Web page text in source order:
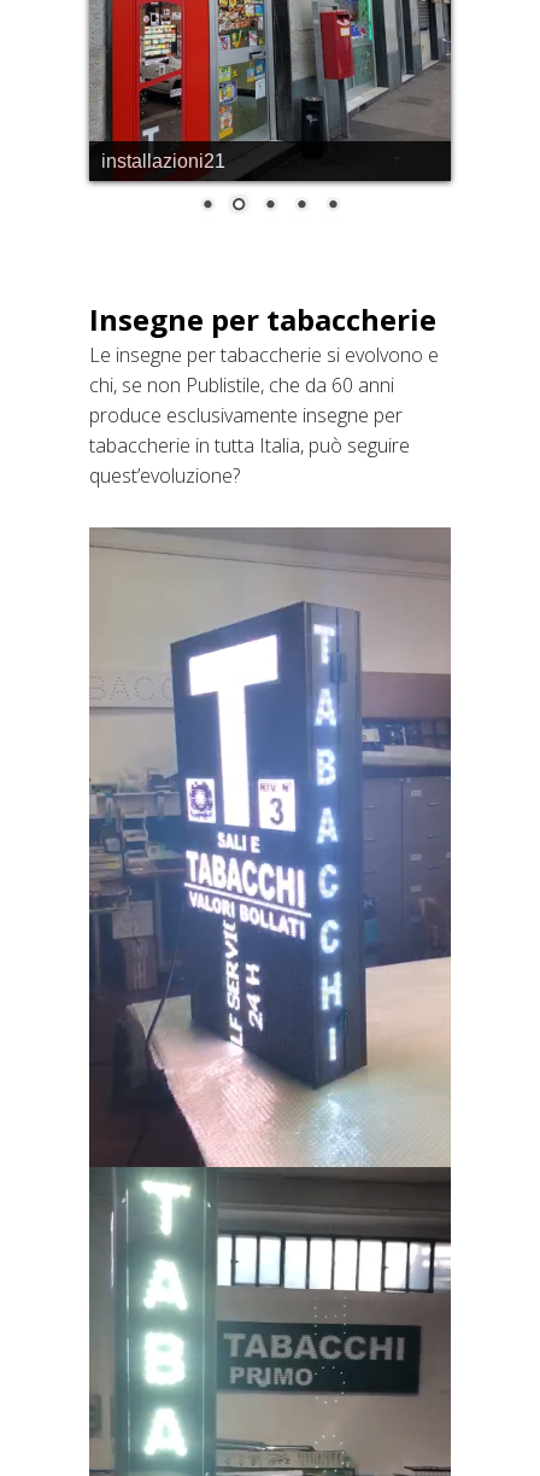
installazioni21
Insegne per tabaccherie
Le insegne per tabaccherie si evolvono e
chi, se non Publistile, che da 60 anni
produce esclusivamente insegne per
tabaccherie in tutta Italia, può seguire
quest’evoluzione?